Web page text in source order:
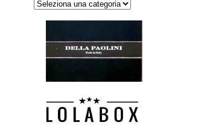
Categorie